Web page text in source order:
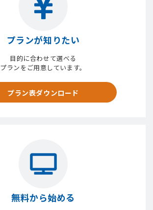
プランが知りたい
目的に合わせて選べる
プランをご用意しています。
プラン表ダウンロード
無料から始める